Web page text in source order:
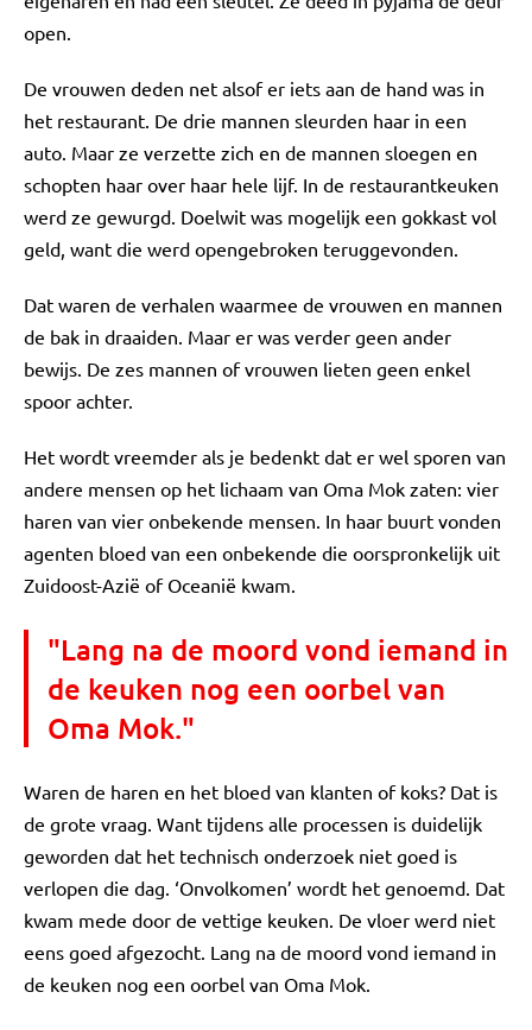
open.
De vrouwen deden net alsof er iets aan de hand was in
het restaurant. De drie mannen sleurden haar in een
auto. Maar ze verzette zich en de mannen sloegen en
schopten haar over haar hele lijf. In de restaurantkeuken
werd ze gewurgd. Doelwit was mogelijk een gokkast vol
geld, want die werd opengebroken teruggevonden.
Dat waren de verhalen waarmee de vrouwen en mannen
de bak in draaiden. Maar er was verder geen ander
bewijs. De zes mannen of vrouwen lieten geen enkel
spoor achter.
Het wordt vreemder als je bedenkt dat er wel sporen van
andere mensen op het lichaam van Oma Mok zaten: vier
haren van vier onbekende mensen. In haar buurt vonden
agenten bloed van een onbekende die oorspronkelijk uit
Zuidoost-Azië of Oceanië kwam.
"Lang na de moord vond iemand in
de keuken nog een oorbel van
Oma Mok."
Waren de haren en het bloed van klanten of koks? Dat is
de grote vraag. Want tijdens alle processen is duidelijk
geworden dat het technisch onderzoek niet goed is
verlopen die dag. ‘Onvolkomen’ wordt het genoemd. Dat
kwam mede door de vettige keuken. De vloer werd niet
eens goed afgezocht. Lang na de moord vond iemand in
de keuken nog een oorbel van Oma Mok.